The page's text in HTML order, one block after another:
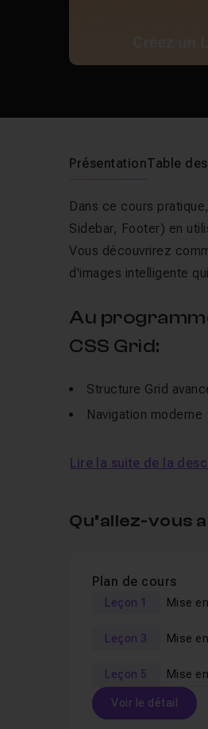
PrésentationTable
Dans ce cours
Sidebar, Footer) en
Vous découvrirez
d'images intelligente
Au
CSS Grid:
Structure Grid
Navigation
Fluidité totale :
Que vous soyez
Pour suivre ce tutoriel
Vous devez
#2/2: CSS grid en
Pour aller plus loin,
Lire la suite de la
Qu’allez-vous
Plan de cours
Leçon 1 Mise
Leçon 3 Mise
Leçon 5 Mise
Voir le détail